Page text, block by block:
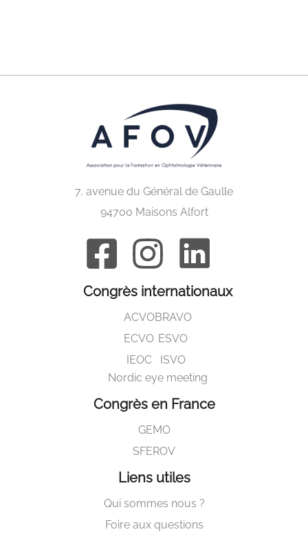
7, avenue du Général de Gaulle
94700 Maisons Alfort
Congrès internationaux
ACVO
ECVO
IEOC
BRAVO
ESVO
ISVO
Nordic eye meeting
Congrès en France
GEMO
SFEROV
Liens utiles
Qui sommes nous ?
Foire aux questions